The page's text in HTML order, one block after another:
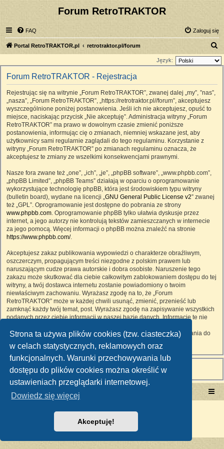
Strona ta używa plików cookies (tzw. ciasteczka)
w celach statystycznych, reklamowych oraz
funkcjonalnych. Warunki przechowywania lub
dostępu do plików cookies można określić w
ustawieniach przeglądarki internetowej.
Dowiedz się więcej
Akceptuję!
Forum RetroTRAKTOR
FAQ Zaloguj się
Portal RetroTRAKTOR.pl retrotraktor.pl/forum
z
Język:
Forum RetroTRAKTOR - Rejestracja
Rejestrując się na witrynie „Forum RetroTRAKTOR”, zwanej dalej „my”, ”nas”,
„nasza”, „Forum RetroTRAKTOR”, „https://retrotraktor.pl//forum”, akceptujesz
wyszczególnione poniżej postanowienia. Jeśli ich nie akceptujesz, opuść to
miejsce, naciskając przycisk „Nie akceptuję”. Administracja witryny „Forum
RetroTRAKTOR” ma prawo w dowolnym czasie zmienić poniższe
postanowienia, informując cię o zmianach, niemniej wskazane jest, aby
użytkownicy sami regularnie zaglądali do tego regulaminu. Korzystanie z
witryny „Forum RetroTRAKTOR” po zmianach regulaminu oznacza, że
akceptujesz te zmiany ze wszelkimi konsekwencjami prawnymi.
Nasze fora zwane też „one”, „ich”, „je”, „phpBB software”, „www.phpbb.com”,
„phpBB Limited”, „phpBB Teams” działają w oparciu o oprogramowanie
wykorzystujące technologię phpBB, która jest środowiskiem typu witryny
(bulletin board), wydane na licencji „GNU General Public License v2” zwanej
też „GPL”. Oprogramowanie jest dostępne do pobrania ze strony
www.phpbb.com. Oprogramowanie phpBB tylko ułatwia dyskusje przez
internet, a jego autorzy nie kontrolują tekstów zamieszczanych w internecie
za jego pomocą. Więcej informacji o phpBB można znaleźć na stronie
https://www.phpbb.com/.
Akceptujesz zakaz publikowania wypowiedzi o charakterze obraźliwym,
oszczerczym, propagującym treści niezgodne z polskim prawem lub
naruszającym cudze prawa autorskie i dobra osobiste. Naruszenie tego
zakazu może skutkować dla ciebie całkowitym zablokowaniem dostępu do tej
witryny, a twój dostawca internetu zostanie powiadomiony o twoim
niewłaściwym zachowaniu. Wyrażasz zgodę na to, że „Forum
RetroTRAKTOR” może w każdej chwili usunąć, zmienić, przenieść lub
zamknąć każdy twój temat, post. Wyrażasz zgodę na zapisywanie wszystkich
podanych przez ciebie informacji w naszej bazie danych. Informacje te nie
RetroTRAKTOR”, ani phpBB nie ponosi odpowiedzialności za włamania do
witryny, podczas których może dojść do kradzieży danych.
Portal RetroTRAKTOR.pl
Polski pakiet językowy dostarcza